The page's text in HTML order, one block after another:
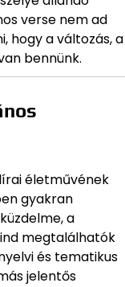
verse nem ad
hogy a változás, a
bennünk.
életművének
gyakran
a
megtalálhatók
és tematikus
jelentős